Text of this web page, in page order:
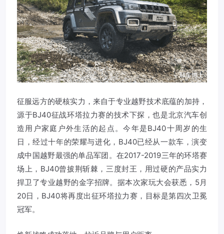
征服远方的硬核实力，来自于专业越野技术底蕴的加持，
源于BJ40征战环塔拉力赛的技术下探，也是北京汽车创
造用户家庭户外生活的起点。今年是BJ40十周岁的生
日，经过十年的荣耀与进化，BJ40已经从一款车，演变
成中国越野最强的单品军团。在2017-2019三年的环塔赛
场上，BJ40曾披荆斩棘，三度封王，用过硬的产品实力
捍卫了专业越野的金字招牌。据本次家玩大会获悉，5月
20日，BJ40将再度出征环塔拉力赛，目标是第四次卫冕
冠军。